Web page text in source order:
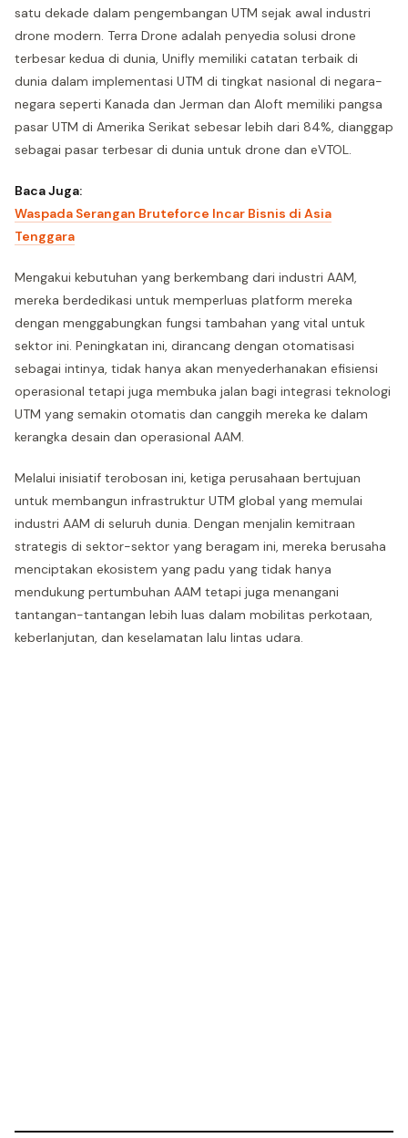
satu dekade dalam pengembangan UTM sejak awal industri
drone modern. Terra Drone adalah penyedia solusi drone
terbesar kedua di dunia, Unifly memiliki catatan terbaik di
dunia dalam implementasi UTM di tingkat nasional di negara-
negara seperti Kanada dan Jerman dan Aloft memiliki pangsa
pasar UTM di Amerika Serikat sebesar lebih dari 84%, dianggap
sebagai pasar terbesar di dunia untuk drone dan eVTOL.
Baca Juga:
Waspada Serangan Bruteforce Incar Bisnis di Asia
Tenggara
Mengakui kebutuhan yang berkembang dari industri AAM,
mereka berdedikasi untuk memperluas platform mereka
dengan menggabungkan fungsi tambahan yang vital untuk
sektor ini. Peningkatan ini, dirancang dengan otomatisasi
sebagai intinya, tidak hanya akan menyederhanakan efisiensi
operasional tetapi juga membuka jalan bagi integrasi teknologi
UTM yang semakin otomatis dan canggih mereka ke dalam
kerangka desain dan operasional AAM.
Melalui inisiatif terobosan ini, ketiga perusahaan bertujuan
untuk membangun infrastruktur UTM global yang memulai
industri AAM di seluruh dunia. Dengan menjalin kemitraan
strategis di sektor-sektor yang beragam ini, mereka berusaha
menciptakan ekosistem yang padu yang tidak hanya
mendukung pertumbuhan AAM tetapi juga menangani
tantangan-tantangan lebih luas dalam mobilitas perkotaan,
keberlanjutan, dan keselamatan lalu lintas udara.